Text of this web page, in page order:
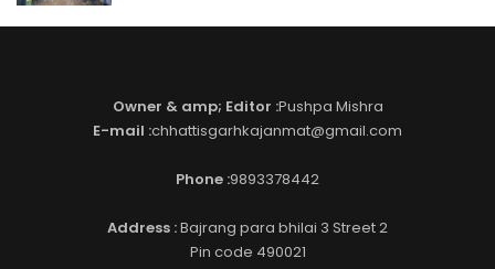
Owner & amp; Editor :Pushpa Mishra
E-mail :chhattisgarhkajanmat@gmail.com
Phone :9893378442
Address :Bajrang para bhilai 3 Street 2
Pin code 490021